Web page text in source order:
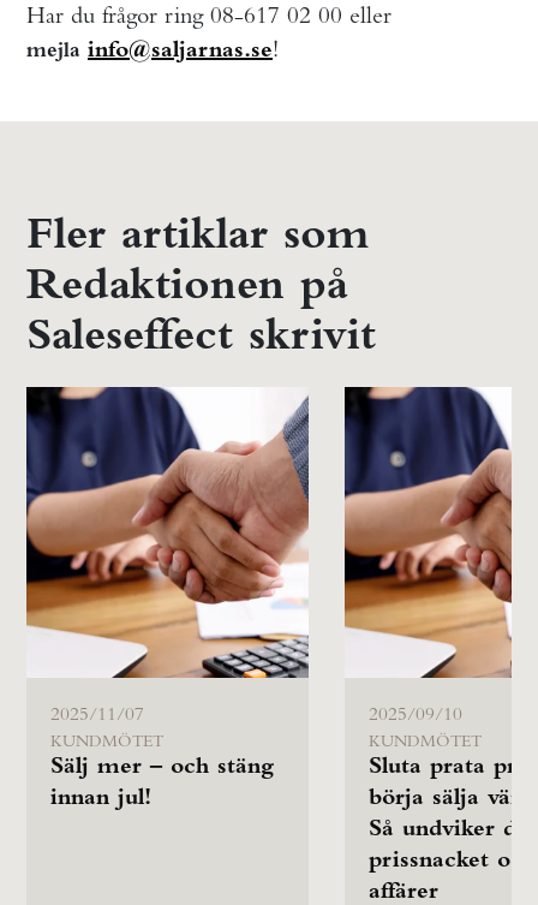
Har du frågor ring 08-617 02 00 eller
mejla info@saljarnas.se!
Fler artiklar som
Redaktionen på
Saleseffect skrivit
2025/11/07
KUNDMÖTET
Sälj mer – och stäng
innan jul!
2025/09/10
KUNDMÖTET
Sluta prata
börja sälja
Så undviker du
prissnacket
affärer